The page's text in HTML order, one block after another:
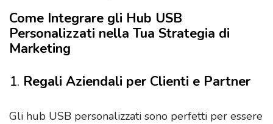
Come Integrare gli Hub USB
Personalizzati nella Tua Strategia di
Marketing
1. Regali Aziendali per Clienti e Partner
Gli hub USB personalizzati sono perfetti per essere